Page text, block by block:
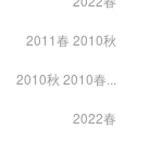
2011春 2010秋
2010秋 2010春...
2022春